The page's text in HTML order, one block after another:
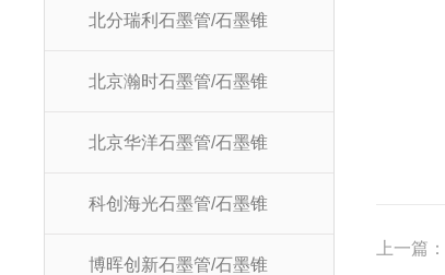
北分瑞利石墨管/石墨锥
北京瀚时石墨管/石墨锥
北京华洋石墨管/石墨锥
科创海光石墨管/石墨锥
博晖创新石墨管/石墨锥
上一篇：